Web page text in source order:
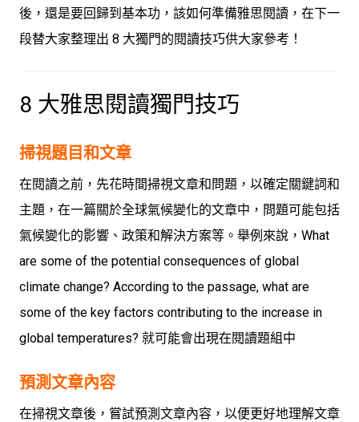
後，還是要回歸到基本功，該如何準備雅思閱讀，在下一
段替大家整理出 8 大獨門的閱讀技巧供大家參考！
8 大雅思閱讀獨門技巧
掃視題目和文章
在閱讀之前，先花時間掃視文章和問題，以確定關鍵詞和
主題，在一篇關於全球氣候變化的文章中，問題可能包括
氣候變化的影響、政策和解決方案等。舉例來說，What
are some of the potential consequences of global
climate change? According to the passage, what are
some of the key factors contributing to the increase in
global temperatures? 就可能會出現在閱讀題組中
預測文章內容
在掃視文章後，嘗試預測文章內容，以便更好地理解文章